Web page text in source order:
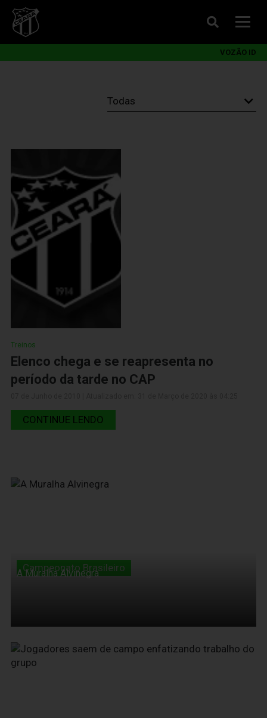
VOZÃO ID
Treinos
Elenco chega e se reapresenta no
período da tarde no CAP
CONTINUE LENDO
06 de Junho de 2010
Campeonato Brasileiro
A Muralha Alvinegra
06 de Junho de 2010